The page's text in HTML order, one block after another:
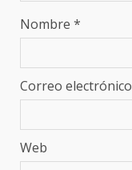
Nombre *
Correo electrónico
Web